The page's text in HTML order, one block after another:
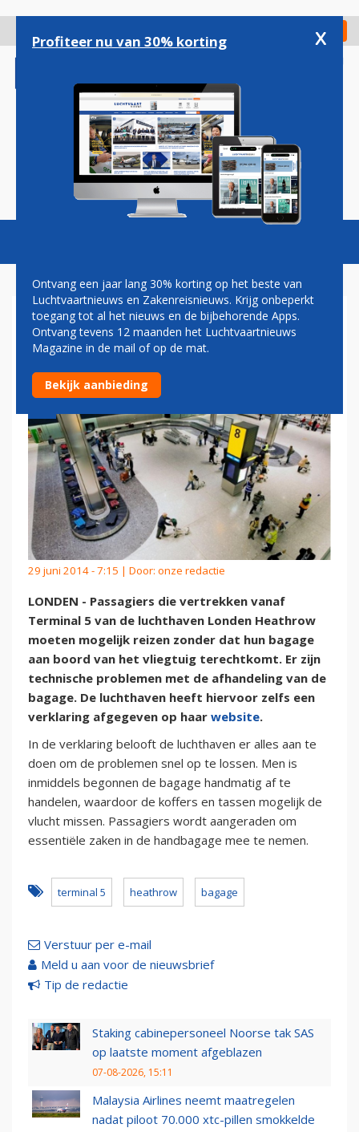
gaan
Check in
Magazine Podcasts Vacatures
BAGAGECHAOS OP LONDEN
HEATHROW TERMINAL 5
29 juni 2014 - 7:15 | Door: onze redactie
LONDEN - Passagiers die vertrekken vanaf
Terminal 5 van de luchthaven Londen Heathrow
moeten mogelijk reizen zonder dat hun bagage
aan boord van het vliegtuig terechtkomt. Er zijn
technische problemen met de afhandeling van de
bagage. De luchthaven heeft hiervoor zelfs een
verklaring afgegeven op haar website.
In de verklaring belooft de luchthaven er alles aan te
doen om de problemen snel op te lossen. Men is
inmiddels begonnen de bagage handmatig af te
handelen, waardoor de koffers en tassen mogelijk de
vlucht missen. Passagiers wordt aangeraden om
essentiële zaken in de handbagage mee te nemen.
terminal 5 heathrow bagage
Verstuur per e-mail
Meld u aan voor de nieuwsbrief
Tip de redactie
Staking cabinepersoneel Noorse tak SAS
op laatste moment afgeblazen
07-08-2026, 15:11
Malaysia Airlines neemt maatregelen
nadat piloot 70.000 xtc-pillen smokkelde
Profiteer nu van 30% korting x
Ontvang een jaar lang 30% korting op het beste van
Luchtvaartnieuws en Zakenreisnieuws. Krijg onbeperkt
toegang tot al het nieuws en de bijbehorende Apps.
Ontvang tevens 12 maanden het Luchtvaartnieuws
Magazine in de mail of op de mat.
Bekijk aanbieding